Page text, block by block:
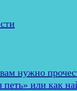
нужно
петь» или как